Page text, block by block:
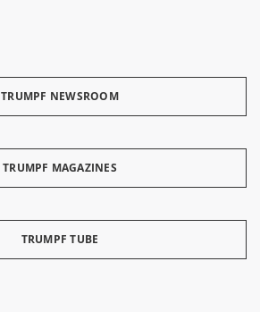
TRUMPF NEWSROOM
TRUMPF MAGAZINES
TRUMPF TUBE